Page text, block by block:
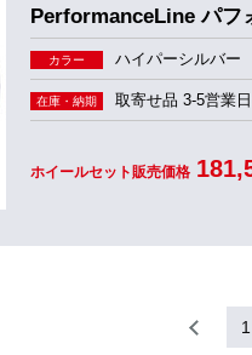
PerformanceLine パフ
カラー ハイパーシルバー
在庫・納期 取寄せ品 3-5営業
ホイールセット販売価格
1